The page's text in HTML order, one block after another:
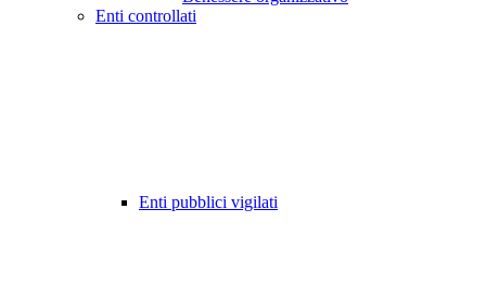
Enti controllati
Enti pubblici vigilati